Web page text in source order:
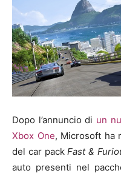
Dopo l’annuncio di un
Xbox One, Microsoft ha
del car packFast &
auto presenti nel